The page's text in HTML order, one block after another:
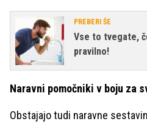
PREBERI ŠE
Vse to tvegate,
pravilno!
Naravni pomočniki v boju za
Obstajajo tudi naravne